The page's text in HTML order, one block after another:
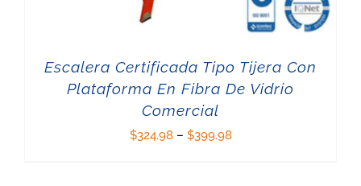
Escalera Certificada Tipo Tijera Con
Plataforma En Fibra De Vidrio
Comercial
$324.98– $399.98